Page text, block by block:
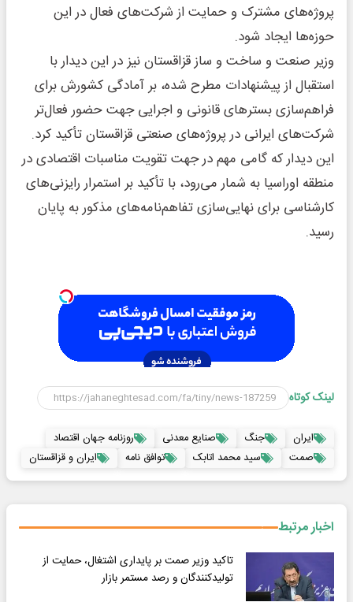
پروژه‌های مشترک و حمایت از شرکت‌های فعال در این
حوزه‌ها ایجاد شود.
وزیر صنعت و ساخت و ساز قزاقستان نیز در این دیدار با
استقبال از پیشنهادات مطرح شده، بر آمادگی کشورش برای
فراهم‌سازی بسترهای قانونی و اجرایی جهت حضور فعال‌تر
شرکت‌های ایرانی در پروژه‌های صنعتی قزاقستان تأکید کرد.
این دیدار که گامی مهم در جهت تقویت مناسبات اقتصادی در
منطقه اوراسیا به شمار می‌رود، با تأکید بر استمرار رایزنی‌های
کارشناسی برای نهایی‌سازی تفاهم‌نامه‌های مذکور به پایان
رسید.
لینک کوتاه
ایران جنگ صنایع معدنی
روزنامه جهان اقتصاد
صمت
سید محمد اتابک توافق نامه ایران و قزاقستان
اخبار مرتبط
تاکید وزیر صمت بر پایداری اشتغال، حمایت از
تولیدکنندگان و رصد مستمر بازار